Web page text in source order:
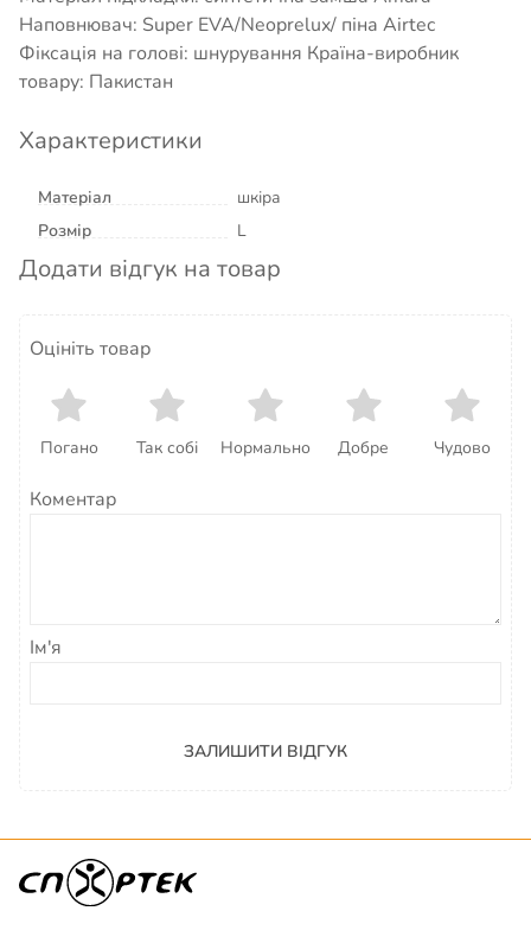
Наповнювач: Super EVA/Neoprelux/ піна Airtec
Фіксація на голові: шнурування Країна-виробник
товару: Пакистан
Характеристики
Матеріал
шкіра
Розмір
L
Додати відгук на товар
Оцініть товар
Погано Так собі Нормально Добре Чудово
Коментар
Ім'я
ЗАЛИШИТИ ВІДГУК